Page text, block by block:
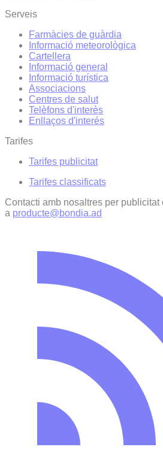
Serveis
Farmàcies de guàrdia
Informació meteorològica
Cartellera
Informació general
Informació turística
Associacions
Centres de salut
Telèfons d'interès
Enllaços d'interés
Tarifes
Tarifes publicitat
Tarifes classificats
Contacti amb nosaltres per
a producte@bondia.ad